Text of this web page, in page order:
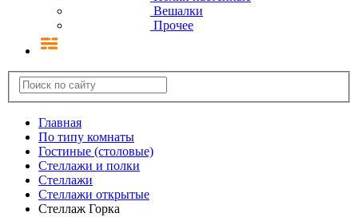
Вешалки
Прочее
Главная
По типу комнаты
Гостиные (столовые)
Стеллажи и полки
Стеллажи
Стеллажи открытые
Стеллаж Горка